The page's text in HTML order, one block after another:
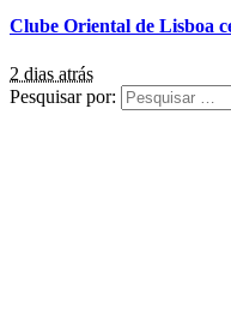
Clube Oriental de Lisboa
2 dias atrás
Pesquisar por: